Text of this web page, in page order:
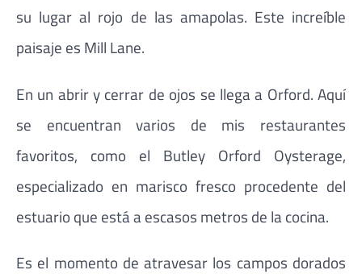
su lugar al rojo de las amapolas. Este increíble
paisaje es Mill Lane.
En un abrir y cerrar de ojos se llega a Orford. Aquí
se encuentran varios de mis restaurantes
favoritos, como el Butley Orford Oysterage,
especializado en marisco fresco procedente del
estuario que está a escasos metros de la cocina.
Es el momento de atravesar los campos dorados